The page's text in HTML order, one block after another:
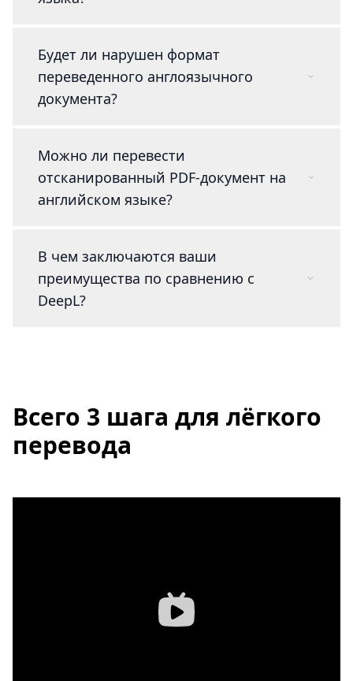
Будет ли нарушен формат
переведенного англоязычного
документа?
Можно ли перевести
отсканированный PDF-документ на
английском языке?
В чем заключаются ваши
преимущества по сравнению с
DeepL?
Всего 3 шага для лёгкого
перевода